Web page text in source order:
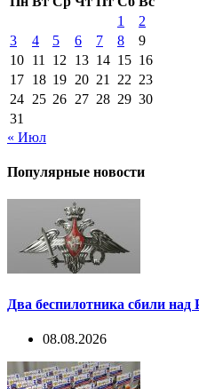
1
2
3
4 5 6 7 8
9
10 11 12 13 14 15 16
17 18 19 20 21 22 23
24 25 26 27 28 29 30
31
« Июл
Популярные новости
Два беспилотника сбили над
08.08.2026